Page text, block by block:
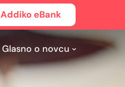
Addiko eBank
Glasno o novcu